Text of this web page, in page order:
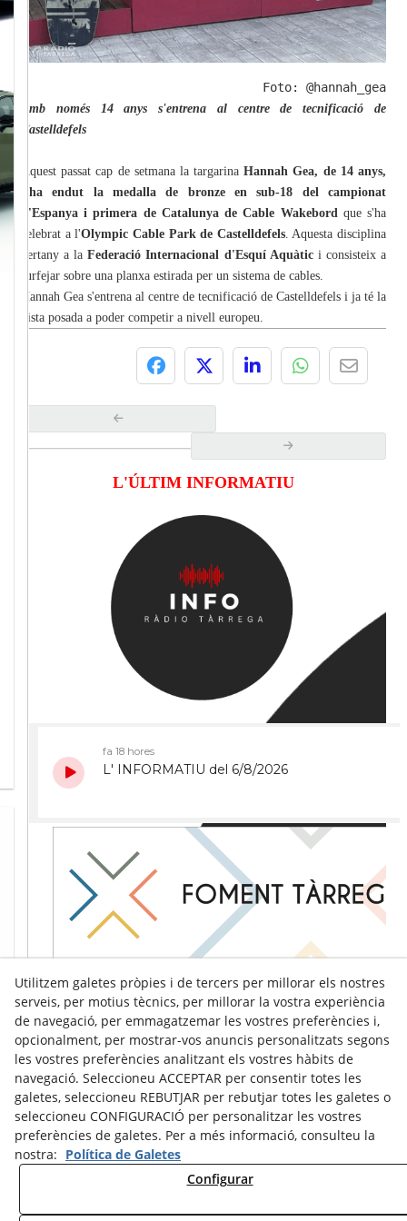
Foto: @hannah_gea
Amb només 14 anys s'entrena al centre de tecnificació de
Castelldefels
Aquest passat cap de setmana la targarina Hannah Gea, de 14 anys,
s'ha endut la medalla de bronze en sub-18 del campionat
d'Espanya i primera de Catalunya de Cable Wakebord que s'ha
celebrat a l'Olympic Cable Park de Castelldefels. Aquesta disciplina
pertany a laFederació Internacional d'Esquí Aquàtic i consisteix a
surfejar sobre una planxa estirada per un sistema de cables.
Hannah Gea s'entrena al centre de tecnificació de Castelldefels i ja té la
vista posada a poder competir a nivell europeu.
L'ÚLTIM INFORMATIU
Utilitzem galetes pròpies i de tercers per millorar els nostres
serveis, per motius tècnics, per millorar la vostra experiència
de navegació, per emmagatzemar les vostres preferències i,
opcionalment, per mostrar-vos anuncis personalitzats segons
les vostres preferències analitzant els vostres hàbits de
navegació. Seleccioneu ACCEPTAR per consentir totes les
galetes, seleccioneu REBUTJAR per rebutjar totes les galetes o
seleccioneu CONFIGURACIÓ per personalitzar les vostres
preferències de galetes. Per a més informació, consulteu la
nostra: Política de Galetes
Configurar